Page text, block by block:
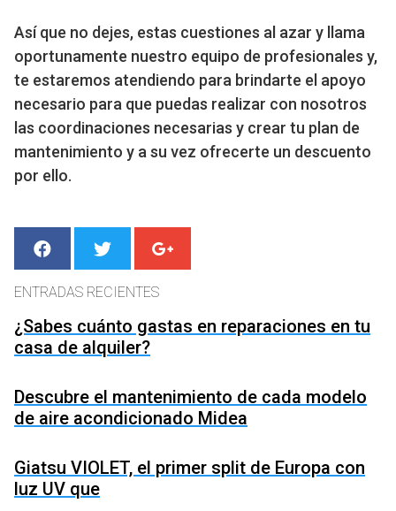
Así que no dejes, estas cuestiones al azar y llama
oportunamente nuestro equipo de profesionales y,
te estaremos atendiendo para brindarte el apoyo
necesario para que puedas realizar con nosotros
las coordinaciones necesarias y crear tu plan de
mantenimiento y a su vez ofrecerte un descuento
por ello.
ENTRADAS RECIENTES
¿Sabes cuánto gastas en reparaciones en tu
casa de alquiler?
Descubre el mantenimiento de cada modelo
de aire acondicionado Midea
Giatsu VIOLET, el primer split de Europa con
luz UV que